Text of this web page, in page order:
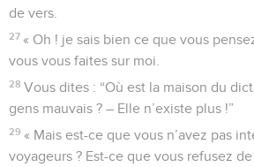
de vers.
27 « Oh ! je sais bien ce que vous
vous vous faites sur moi.
28 Vous dites : “Où est la maison du
gens mauvais ? – Elle n’existe plus !”
29 « Mais est-ce que vous n’avez pas
voyageurs ? Est-ce que vous refusez